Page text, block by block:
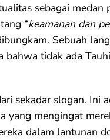
sebagai medan
“keamanan dan
Sebuah
tidak ada
sekadar slogan. Ini
yang mengingat
dalam lantunan